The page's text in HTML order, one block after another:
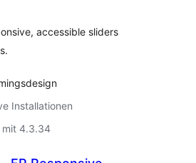
accessible sliders
Installationen
mit 4.3.34